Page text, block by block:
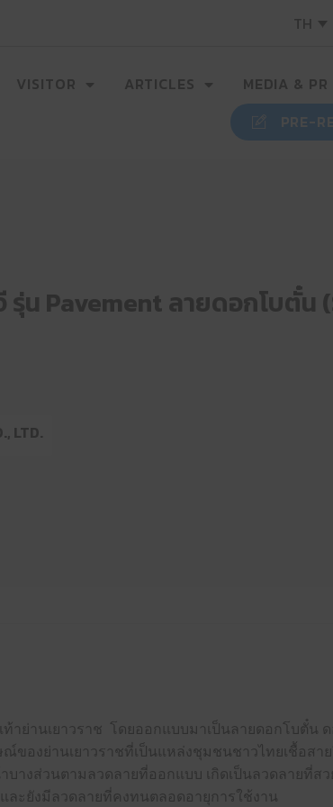
TH
VISITOR ARTICLES MEDIA & PR
PRE-
รุ่น Pavement ลายดอกโบตั๋น
LTD.
าย่านเยาวราช โดยออกแบบมาเป็นลายดอกโบตั๋น
ของย่านเยาวราชที่เป็นแหล่งชุมชนชาวไทยเชื้อสา
บางส่วนตามลวดลายที่ออกแบบ เกิดเป็นลวดลายที่สว
ละยังมีลวดลายที่คงทนตลอดอายุการใช้งาน